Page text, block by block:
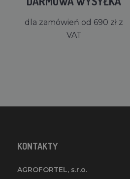
dla zamówień od 690 zł z
VAT
KONTAKTY
AGROFORTEL, s.r.o.